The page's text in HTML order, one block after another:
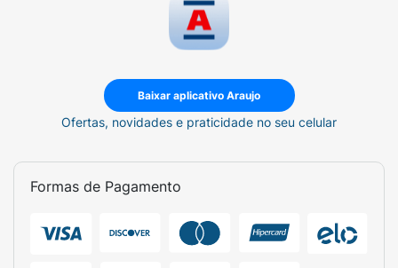
Baixar aplicativo Araujo
Ofertas, novidades e praticidade no seu celular
Formas de Pagamento